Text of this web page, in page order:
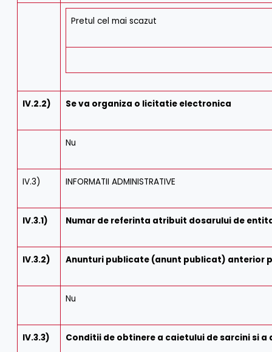
Pretul cel mai scazut
IV.2.2) Se va organiza o licitatie electronica
Nu
IV.3) INFORMATII ADMINISTRATIVE
IV.3.1) Numar de referinta atribuit dosarului de
IV.3.2) Anunturi publicate (anunt publicat) anterior
Nu
IV.3.3) Conditii de obtinere a caietului de sarcini si